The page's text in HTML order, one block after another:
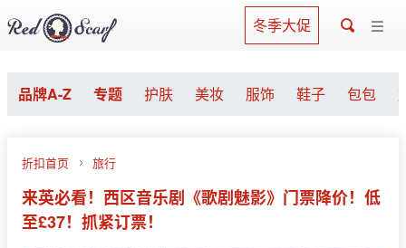
冬季大促
品牌A-Z 专题 护肤 美妆 服饰 鞋子 包包
折扣首页 旅行
来英必看！西区音乐剧《歌剧魅影》门票降价！低
至£37！抓紧订票！